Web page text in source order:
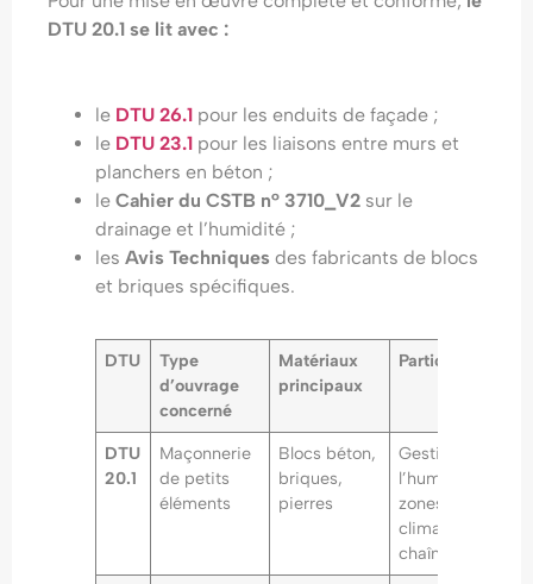
DTU 20.1 se lit avec :
le DTU 26.1 pour les enduits de façade ;
le DTU 23.1 pour les liaisons entre murs et
planchers en béton ;
le Cahier du CSTB n° 3710_V2 sur le
drainage et l’humidité ;
les Avis Techniques des fabricants de blocs
et briques spécifiques.
DTU
Type
d’ouvrage
concerné
Matériaux
principaux
Particularités
DTU
20.1
Maçonnerie
de petits
éléments
Blocs béton,
briques,
pierres
Gestion de
l’humidité,
zones
climatiques,
chaînages